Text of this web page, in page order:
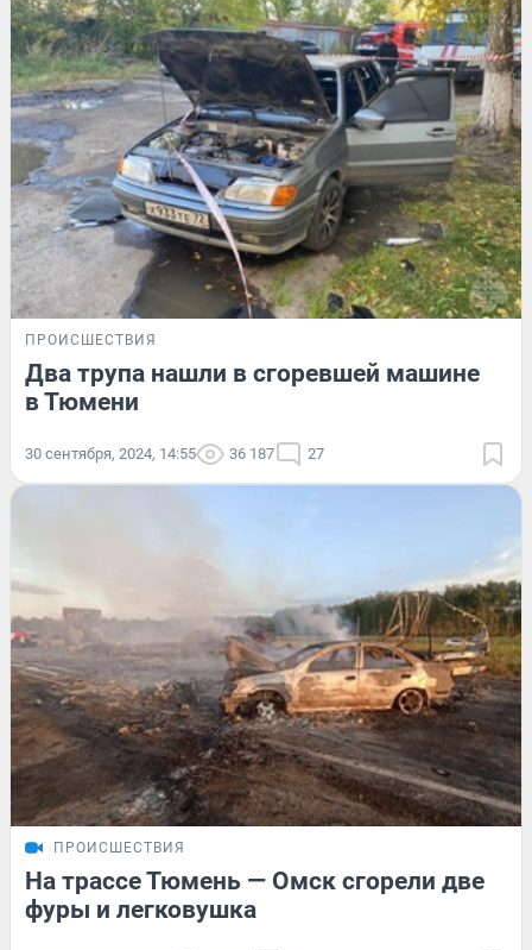
ПРОИСШЕСТВИЯ
Два трупа нашли в сгоревшей машине
в Тюмени
30 сентября, 2024, 14:55 36 187 27
ПРОИСШЕСТВИЯ
На трассе Тюмень — Омск сгорели две
фуры и легковушка